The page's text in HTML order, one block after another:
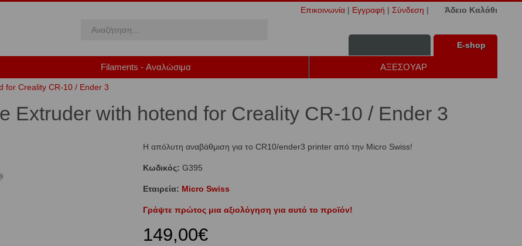
Επικοινωνία | Εγγραφή | Σύνδεση | Άδειο Καλάθι
Ε-shop
Filaments - Αναλώσιμα ΑΞΕΣΟΥΑΡ
for Creality CR-10 / Ender 3
Extruder with hotend for Creality CR-10 / Ender 3
Η απόλυτη αναβάθμιση για το CR10/ender3 printer από την Micro Swiss!
Κωδικός: G395
Εταιρεία: Micro Swiss
Γράψτε πρώτος μια αξιολόγηση για αυτό το προϊόν!
149,00€